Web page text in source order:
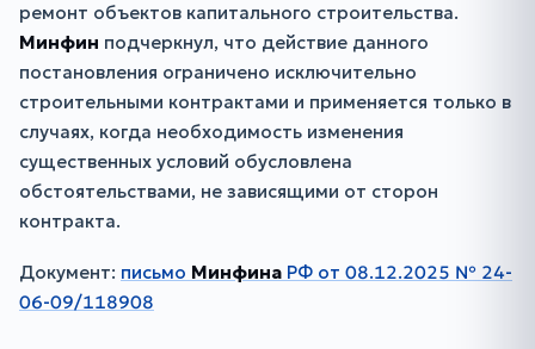
ремонт объектов капитального строительства.
Минфин подчеркнул, что действие данного
постановления ограничено исключительно
строительными контрактами и применяется только в
случаях, когда необходимость изменения
существенных условий обусловлена
обстоятельствами, не зависящими от сторон
контракта.
Документ: письмо Минфина РФ от 08.12.2025 № 24-
06-09/118908